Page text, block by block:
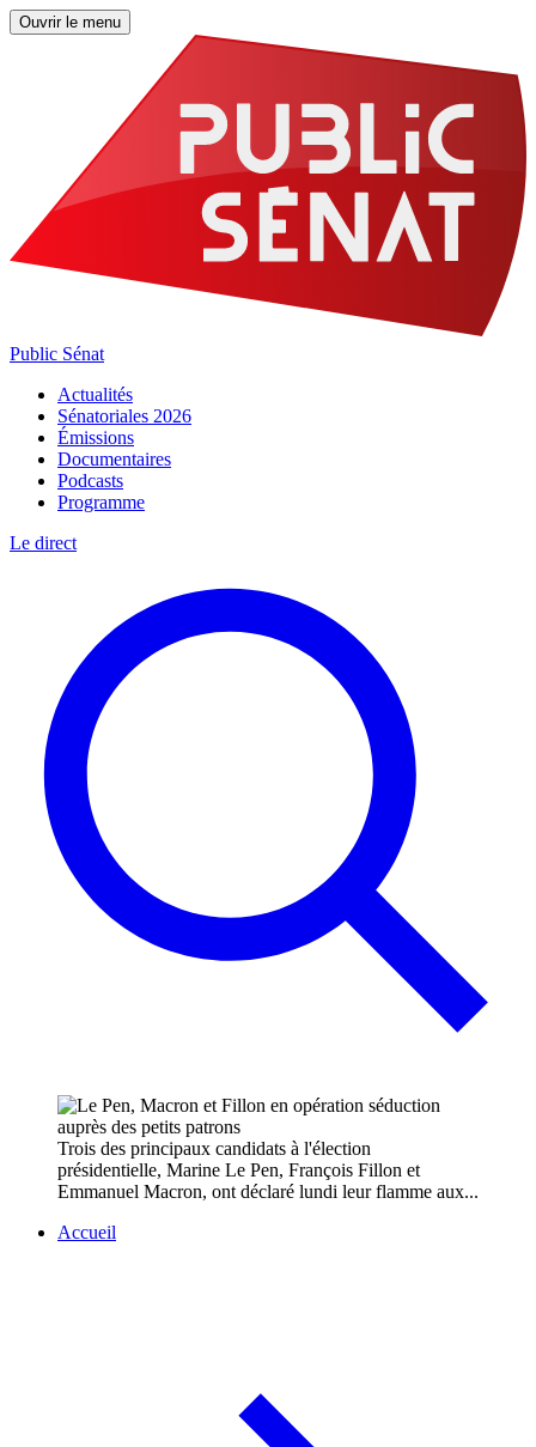
Ouvrir le menu
Public Sénat
Actualités
Sénatoriales 2026
Émissions
Documentaires
Podcasts
Programme
Le direct
Trois des principaux candidats à l'élection
présidentielle, Marine Le Pen, François Fillon et
Emmanuel Macron, ont déclaré lundi leur flamme aux...
Accueil